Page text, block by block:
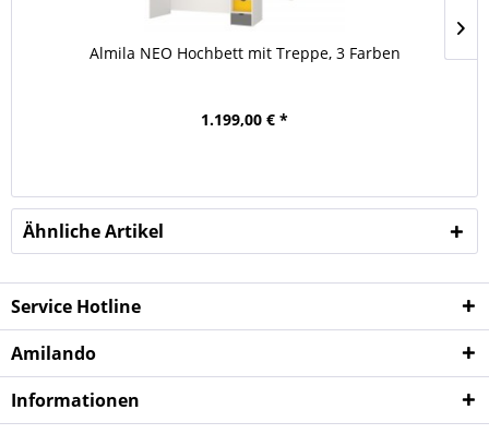
Almila NEO Hochbett mit Treppe, 3 Farben
1.199,00 € *
Ähnliche Artikel
Service Hotline
Amilando
Informationen